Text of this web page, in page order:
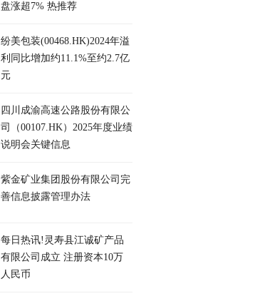
盘涨超7% 热推荐
纷美包装(00468.HK)2024年溢
利同比增加约11.1%至约2.7亿
元
四川成渝高速公路股份有限公
司（00107.HK）2025年度业绩
说明会关键信息
紫金矿业集团股份有限公司完
善信息披露管理办法
每日热讯!灵寿县江诚矿产品
有限公司成立 注册资本10万
人民币